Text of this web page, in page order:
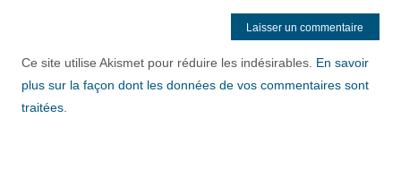
Ce site utilise Akismet pour réduire les indésirables. En savoir
plus sur la façon dont les données de vos commentaires sont
traitées